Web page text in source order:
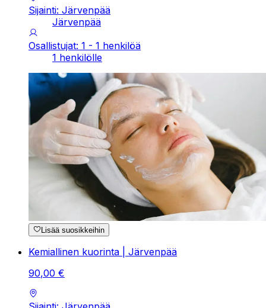
Sijainti: Järvenpää
Järvenpää
Osallistujat: 1 - 1 henkilöä
1 henkilölle
Lisää suosikkeihin
Kemiallinen kuorinta | Järvenpää
90,00 €